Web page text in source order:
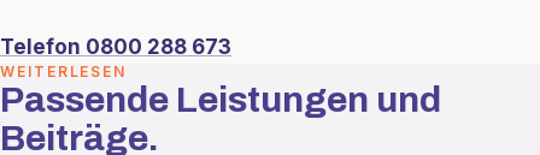
Telefon 0800 288 673
WEITERLESEN
Passende Leistungen und
Beiträge.